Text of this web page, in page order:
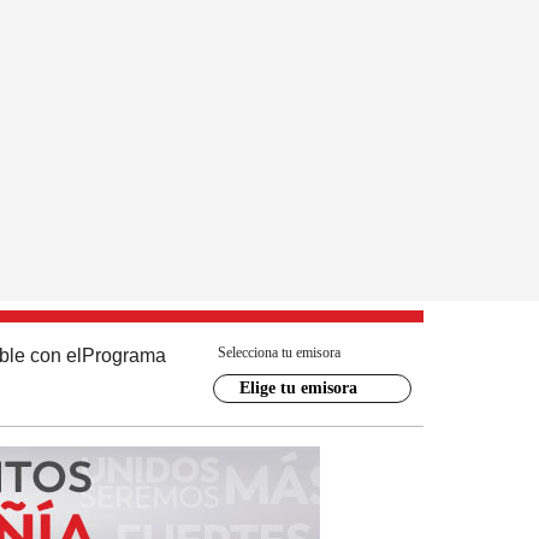
con el Programa Selecciona tu emisora
Elige tu emisora